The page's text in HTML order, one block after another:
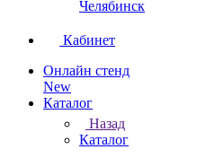
Челябинск
Кабинет
Онлайн стенд
New
Каталог
Назад
Каталог